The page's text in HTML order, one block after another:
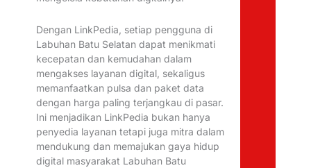
Dengan LinkPedia, setiap pengguna di
Labuhan Batu Selatan dapat menikmati
kecepatan dan kemudahan dalam
mengakses layanan digital, sekaligus
memanfaatkan pulsa dan paket data
dengan harga paling terjangkau di pasar.
Ini menjadikan LinkPedia bukan hanya
penyedia layanan tetapi juga mitra dalam
mendukung dan memajukan gaya hidup
digital masyarakat Labuhan Batu